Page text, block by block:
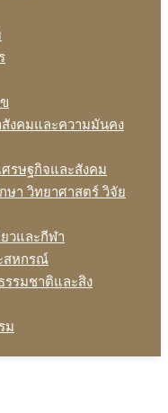
งคมและความมันคง
ศรษฐกิจและสังคม
ษา วิทยาศาสตร์ วิจัย
วและกีฬา
สหกรณ์
รรมชาติและสิง
ม